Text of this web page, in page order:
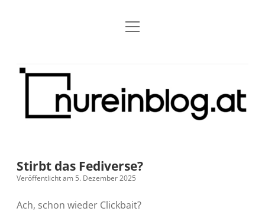
Blog
Archiv
Kontakt
Grundsätze Dropdown-
Kreativitätserklärung
Barrierefreiheit
barcamper.at – Die österreichische Barcamp Liste
Alleinr – Der Ruheraum im Web (externer Link)
Impressum
Datenschutz
Microblog
Menü
Nur
Blog
Stirbt das Fediverse?
Veröffentlicht am 5. Dezember 2025
Ach, schon wieder Clickbait?